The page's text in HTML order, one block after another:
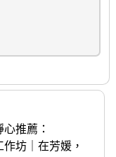
推薦：
坊｜在芳媛，